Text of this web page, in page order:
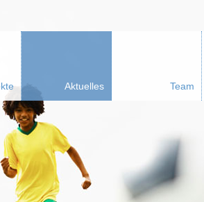
Aktuelles Team